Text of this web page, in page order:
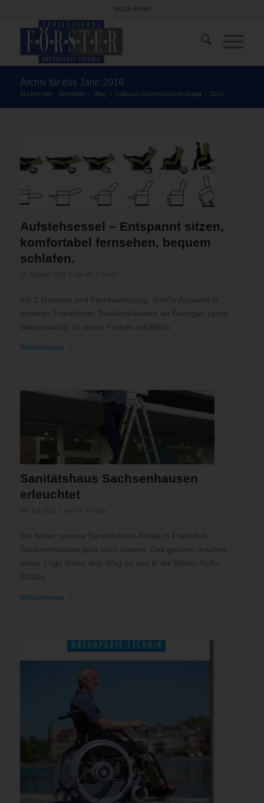
Archiv für das Jahr: 2016
Du bist hier: Startseite / Blog / Callusan Cremeschaum Rapid / 2016
Aufstehsessel – Entspannt sitzen,
komfortabel fernsehen, bequem
schlafen.
mit 2 Motoren und Fernbedienung. Große Auswahl in
unseren Frankfurter Sanitätshäusern an Bezügen (auch
Wasserdicht). In vielen Farben erhältlich.
Weiterlesen
Sanitätshaus Sachsenhausen
erleuchtet
Sie finden unsere Sanitätshaus-Filiale in Frankfurt-
Sachsenhausen jetzt noch besser. Seit gestern leuchtet
unser Logo Ihnen den Weg zu uns in die Walter-Kolb-
Straße.
Weiterlesen